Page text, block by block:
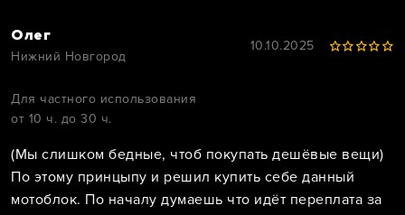
Олег
Нижний Новгород
10.10.2025
Для частного использования
от 10 ч. до 30 ч.
(Мы слишком бедные, чтоб покупать дешёвые вещи)
По этому принцыпу и решил купить себе данный
мотоблок. По началу думаешь что идёт переплата за